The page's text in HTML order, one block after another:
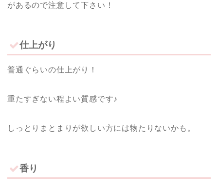
があるので注意して下さい！
仕上がり
普通ぐらいの仕上がり！
重たすぎない程よい質感です♪
しっとりまとまりが欲しい方には物たりないかも。
香り